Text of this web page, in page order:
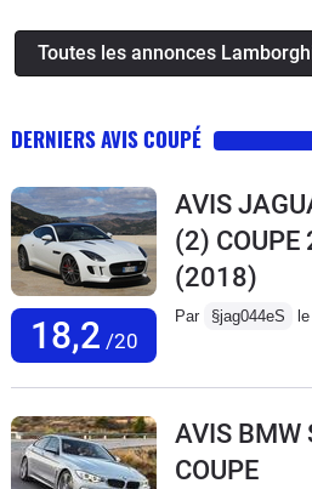
Toutes les annonces
DERNIERS AVIS COUPÉ
18,2 /20
AVIS
(2)
(2018)
Par §jag044eS
AVIS BMW
COUPE